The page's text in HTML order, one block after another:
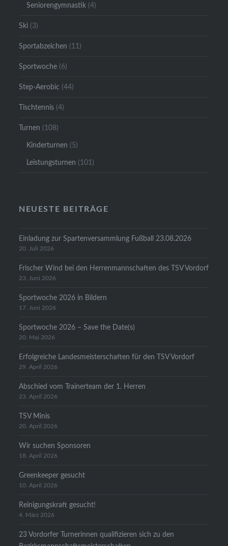
Seniorengymnastik (4)
Ski (3)
Sportabzeichen (11)
Sportwoche (6)
Step-Aerobic (44)
Tischtennis (4)
Turnen (108)
Kinderturnen (5)
Leistungsturnen (101)
NEUESTE BEITRÄGE
Einladung zur Spartenversammlung Fußball 23.08.2026
20. Juli 2026
Frischer Wind bei den Herrenmannschaften des TSV Vordorf
23. Juni 2026
Sportwoche 2026 in Bildern
17. Juni 2026
Sportwoche 2026 – Save the Date(s)
20. Mai 2026
Erfolgreiche Landesmeisterschaften für den TSV Vordorf
29. April 2026
Abschied vom Trainerteam der 1. Herren
23. April 2026
TSV Minis
20. April 2026
Wir suchen Sponsoren
18. April 2026
Greenkeeper gesucht
10. April 2026
Reinigungskraft gesucht!
4. März 2026
23 Vordorfer Turnerinnen qualifizieren sich zu den